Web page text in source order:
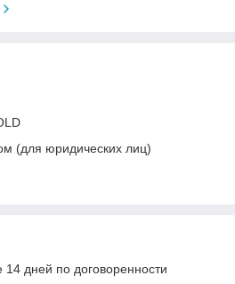
(для юридических лиц)
14 дней по договоренности